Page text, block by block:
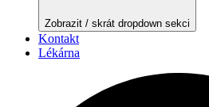
Zobrazit / skrát dropdown sekci
Kontakt
Lékárna